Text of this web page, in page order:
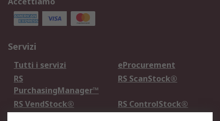
Servizi
Tutti i servizi
eProcurement
RS
PurchasingManager™
RS ScanStock®
RS VendStock®
RS ControlStock®